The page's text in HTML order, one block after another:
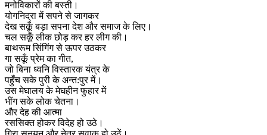
मनोविकारों की बस्ती।
योगनिद्रा में सपने से जागकर
देख सकूँ बड़ा सपना देश और समाज के लिए।
चल सकूँ लीक छोड़ कर हर लीग की।
बाथरूम सिंगिंग से ऊपर उठकर
गा सकूँ प्रेम का गीत,
जो बिना ध्वनि विस्तारक यंत्र के
पहुँच सके पुरी के अन्त:पुर में।
उस मेघालय के मेघहीन फुहार में
भींग सके लोक चेतना।
और देह की आत्मा
रससिक्त होकर विदेह हो उठे।